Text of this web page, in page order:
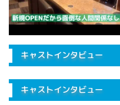
キャストインタビュー
キャストインタビュー